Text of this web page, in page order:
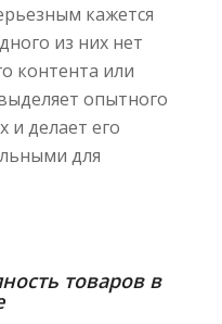
кажется
из них нет
контента или
опытного
и делает его
для
товаров в